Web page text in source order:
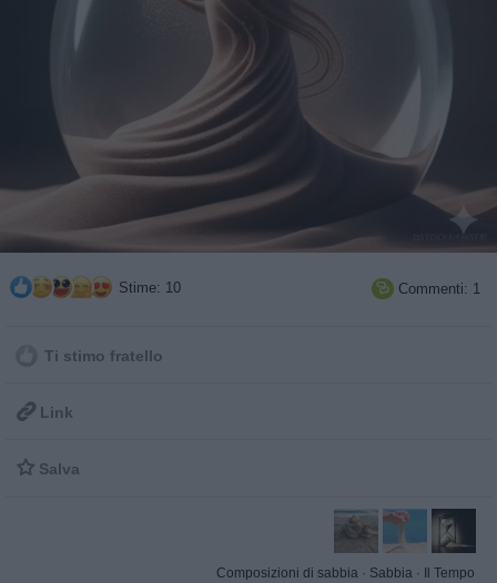
Stime: 10  Commenti: 1
Ti stimo fratello
 Link
 Salva
Composizioni di sabbia · Sabbia · Il Tempo